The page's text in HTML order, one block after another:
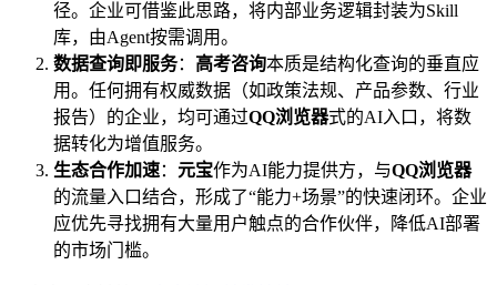
径。企业可借鉴此思路，将内部业务逻辑封装为Skill
库，由Agent按需调用。
数据查询即服务： 高考咨询本质是结构化查询的垂直应
用。任何拥有权威数据（如政策法规、产品参数、行业
报告）的企业，均可通过QQ浏览器式的AI入口，将数
据转化为增值服务。
生态合作加速： 元宝作为AI能力提供方，与QQ浏览器
的流量入口结合，形成了“能力+场景”的快速闭环。企业
应优先寻找拥有大量用户触点的合作伙伴，降低AI部署
的市场门槛。